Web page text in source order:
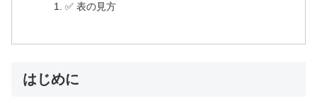
✅ 表の見方
はじめに